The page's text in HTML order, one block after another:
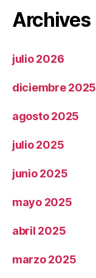
Archives
julio 2026
diciembre 2025
agosto 2025
julio 2025
junio 2025
mayo 2025
abril 2025
marzo 2025